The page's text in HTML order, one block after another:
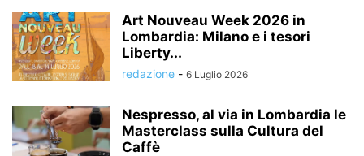
Art Nouveau Week 2026 in
Lombardia: Milano e i tesori
Liberty...
redazione - 6 Luglio 2026
Nespresso, al via in Lombardia le
Masterclass sulla Cultura del
Caffè